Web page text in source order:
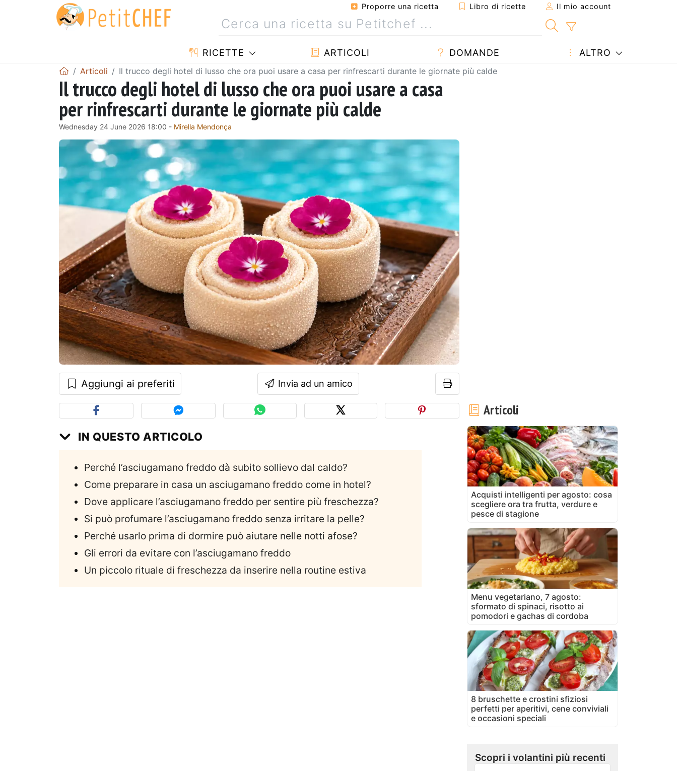
Proporre una ricetta Libro di ricette Il mio account
RICETTE ARTICOLI DOMANDE ALTRO
Articoli Il trucco degli hotel di lusso che ora puoi usare a casa per rinfrescarti durante le giornate più calde
Il trucco degli hotel di lusso che ora puoi usare a casa
per rinfrescarti durante le giornate più calde
Wednesday 24 June 2026 18:00 - Mirella Mendonça
Aggiungi ai preferiti Invia ad un amico
IN QUESTO ARTICOLO
Perché l’asciugamano freddo dà subito sollievo dal caldo?
Come preparare in casa un asciugamano freddo come in hotel?
Dove applicare l’asciugamano freddo per sentire più freschezza?
Si può profumare l’asciugamano freddo senza irritare la pelle?
Perché usarlo prima di dormire può aiutare nelle notti afose?
Gli errori da evitare con l’asciugamano freddo
Un piccolo rituale di freschezza da inserire nella routine estiva
Articoli
Acquisti intelligenti per agosto: cosa
scegliere ora tra frutta, verdure e
pesce di stagione
Menu vegetariano, 7 agosto:
sformato di spinaci, risotto ai
pomodori e gachas di cordoba
8 bruschette e crostini sfiziosi
perfetti per aperitivi, cene conviviali
e occasioni speciali